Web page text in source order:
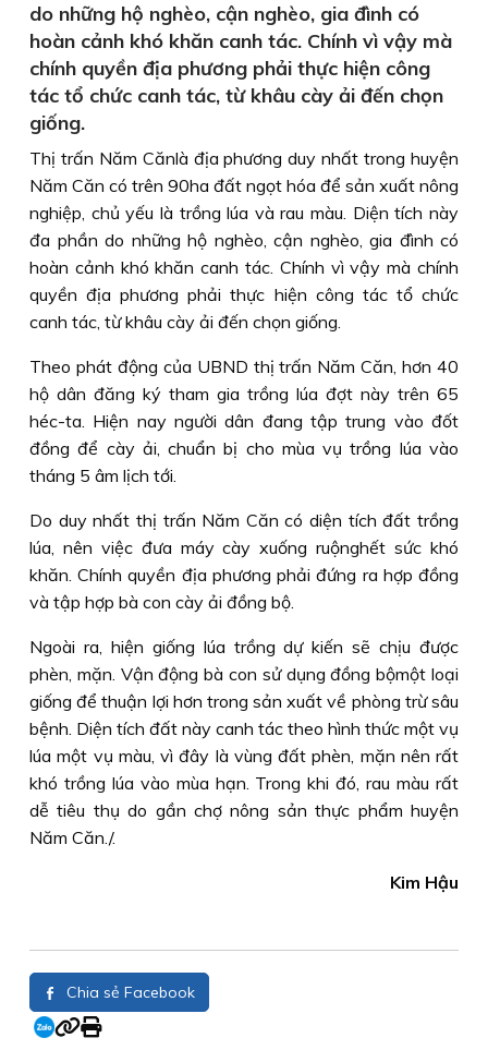
do những hộ nghèo, cận nghèo, gia đình có
hoàn cảnh khó khăn canh tác. Chính vì vậy mà
chính quyền địa phương phải thực hiện công
tác tổ chức canh tác, từ khâu cày ải đến chọn
giống.
Thị trấn Năm Cănlà địa phương duy nhất trong huyện
Năm Căn có trên 90ha đất ngọt hóa để sản xuất nông
nghiệp, chủ yếu là trồng lúa và rau màu. Diện tích này
đa phần do những hộ nghèo, cận nghèo, gia đình có
hoàn cảnh khó khăn canh tác. Chính vì vậy mà chính
quyền địa phương phải thực hiện công tác tổ chức
canh tác, từ khâu cày ải đến chọn giống.
Theo phát động của UBND thị trấn Năm Căn, hơn 40
hộ dân đăng ký tham gia trồng lúa đợt này trên 65
héc-ta. Hiện nay người dân đang tập trung vào đốt
đồng để cày ải, chuẩn bị cho mùa vụ trồng lúa vào
tháng 5 âm lịch tới.
Do duy nhất thị trấn Năm Căn có diện tích đất trồng
lúa, nên việc đưa máy cày xuống ruộnghết sức khó
khăn. Chính quyền địa phương phải đứng ra hợp đồng
và tập hợp bà con cày ải đồng bộ.
Ngoài ra, hiện giống lúa trồng dự kiến sẽ chịu được
phèn, mặn. Vận động bà con sử dụng đồng bộmột loại
giống để thuận lợi hơn trong sản xuất về phòng trừ sâu
bệnh. Diện tích đất này canh tác theo hình thức một vụ
lúa một vụ màu, vì đây là vùng đất phèn, mặn nên rất
khó trồng lúa vào mùa hạn. Trong khi đó, rau màu rất
dễ tiêu thụ do gần chợ nông sản thực phẩm huyện
Năm Căn./.
Kim Hậu
Chia sẻ Facebook